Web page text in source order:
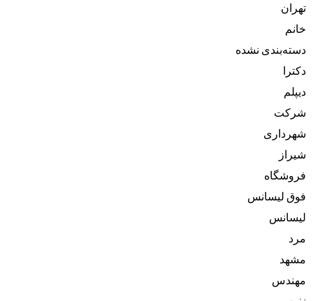
تهران
خانم
دسته‌بندی نشده
دکترا
دیپلم
شرکت
شهرداری
شیراز
فروشگاه
فوق لیسانس
لیسانس
مرد
مشهد
مهندس